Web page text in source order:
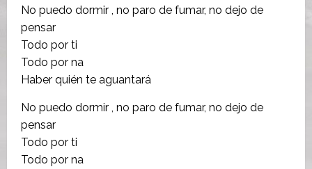
No puedo dormir , no paro de fumar, no dejo de
pensar
Todo por ti
Todo por na
Haber quién te aguantará
No puedo dormir , no paro de fumar, no dejo de
pensar
Todo por ti
Todo por na